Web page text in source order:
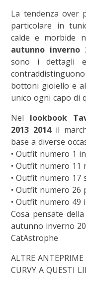
La tendenza over
particolare in
calde e morbide
autunno inverno
sono i dettagli
bottoni gioiello e
unico ogni capo di
Nel lookbook
2013 2014il
base a diverse
• Outfit numero 1
• Outfit numero 11
• Outfit numero 17
• Outfit numero
• Outfit numero 49
Cosa pensate
autunno inverno
CatAstrophe
ALTRE
CURVY A QUESTI